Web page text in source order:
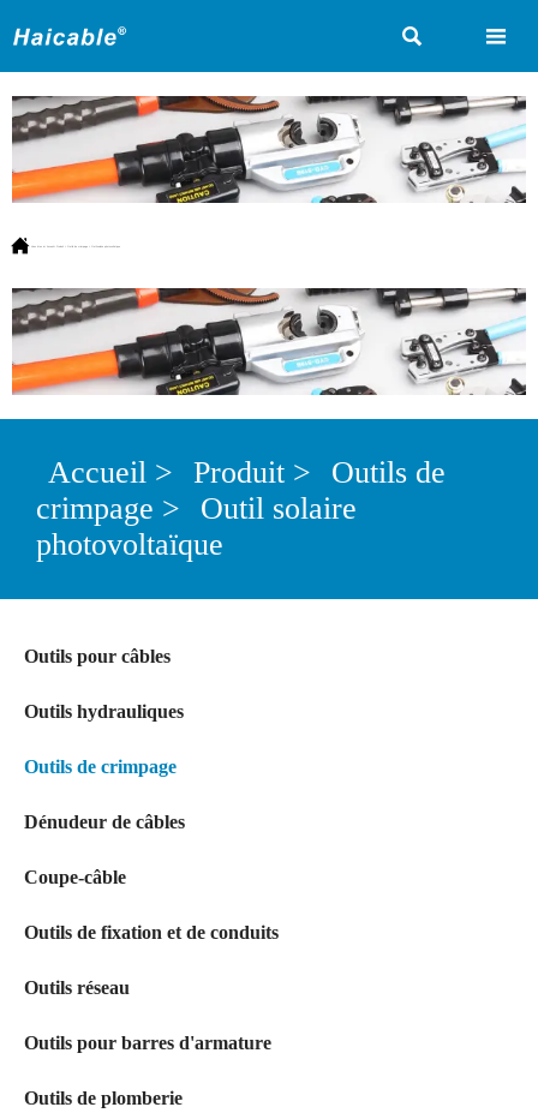
 
 Produit
Accueil > Produit >
Outils de
crimpage >
Outil solaire
photovoltaïque
Outils pour câbles
Outils hydrauliques
Outils de crimpage
Dénudeur de câbles
Coupe-câble
Outils de fixation et de conduits
Outils réseau
Outils pour barres d'armature
Outils de plomberie